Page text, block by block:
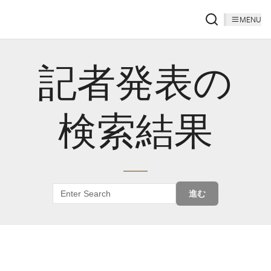
MENU
記者発表の
検索結果
進む